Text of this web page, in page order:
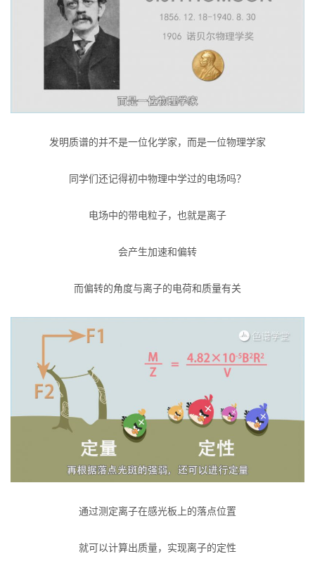
发明质谱的并不是一位化学家，而是一位物理学家
同学们还记得初中物理中学过的电场吗？
电场中的带电粒子，也就是离子
会产生加速和偏转
而偏转的角度与离子的电荷和质量有关
通过测定离子在感光板上的落点位置
就可以计算出质量，实现离子的定性